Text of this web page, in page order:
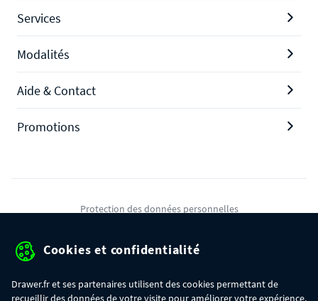
Services
Modalités
Aide & Contact
Promotions
Protection des données personnelles
Gérer mes cookies
Cookies et confidentialité
Drawer.fr et ses partenaires utilisent des cookies permettant de
recueillir des données de votre visite pour améliorer votre expérience,